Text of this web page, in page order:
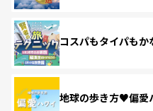
コスパもタイパも
地球の歩き方♥偏愛